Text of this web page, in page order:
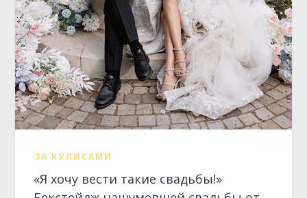
ЗА КУЛИСАМИ
«Я хочу вести такие свадьбы!»